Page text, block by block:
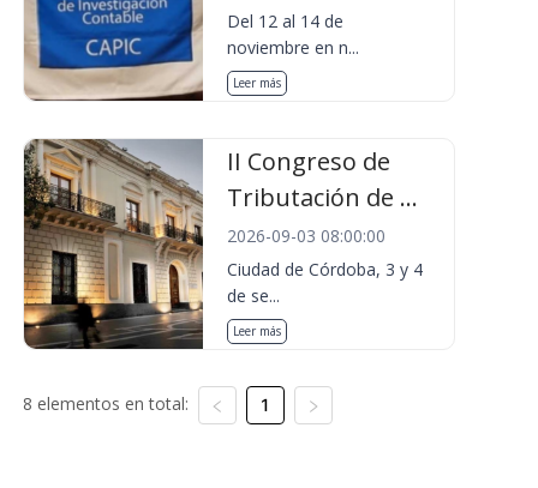
Del 12 al 14 de
noviembre en n...
Leer más
II Congreso de
Tributación de ...
2026-09-03 08:00:00
Ciudad de Córdoba, 3 y 4
de se...
Leer más
8 elementos en total: 1